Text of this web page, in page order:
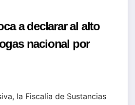
a declarar al alto
nacional por
la Fiscalía de Sustancias